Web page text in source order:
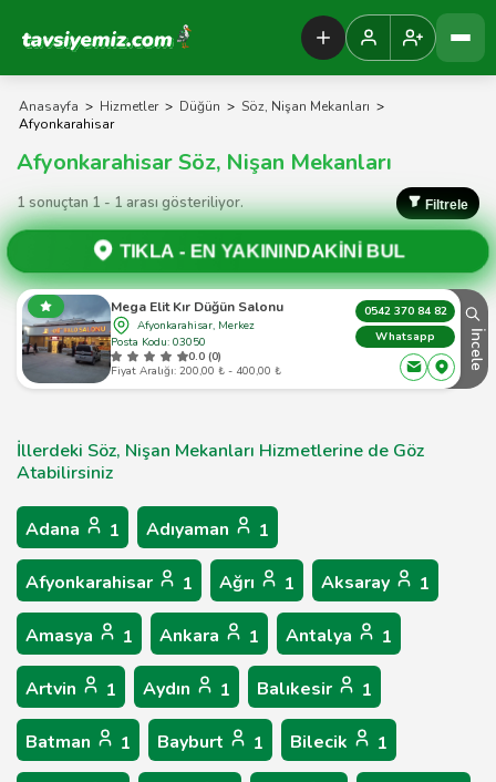
Tavsiyemiz Anasayfa
Anasayfa > Hizmetler > Düğün > Söz, Nişan Mekanları >
Afyonkarahisar
Afyonkarahisar Söz, Nişan Mekanları
1 sonuçtan 1 - 1 arası gösteriliyor. Filtrele
TIKLA -EN YAKININDAKİNİ BUL
Mega Elit Kır Düğün Salonu
Afyonkarahisar, Merkez
Posta Kodu: 03050
0.0 (0)
Fiyat Aralığı: 200,00 ₺ - 400,00 ₺
0542 370 84 82
Whatsapp
İncele
İllerdeki Söz, Nişan Mekanları Hizmetlerine de Göz
Atabilirsiniz
Adana 1 Adıyaman 1
Afyonkarahisar 1 Ağrı 1 Aksaray 1
Amasya 1 Ankara 1 Antalya 1
Artvin 1 Aydın 1 Balıkesir 1
Batman 1 Bayburt 1 Bilecik 1